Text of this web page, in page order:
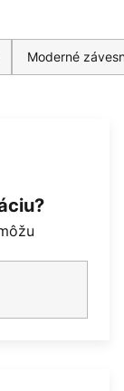
Moderné